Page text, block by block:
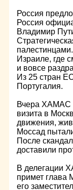
Россия
Россия
Владимир
Израиле, где
и вовсе
Из 25 стран
Португалия.
Вчера ХАМАС
визита в
движения,
Моссад
После
доставили
В делегации
примет глава
его